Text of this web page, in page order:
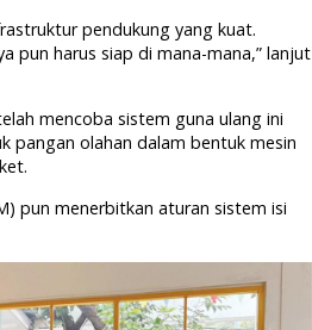
pendukung yang kuat.
pun harus siap di mana-mana,” lanjut
mencoba sistem guna ulang ini
pangan olahan dalam bentuk mesin
pun menerbitkan aturan sistem isi